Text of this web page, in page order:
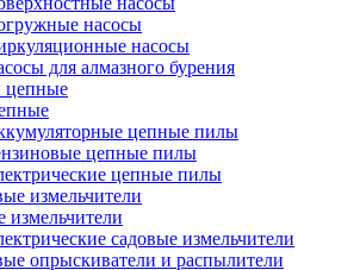
насосы
насосы
для алмазного бурения
цепные пилы
цепные пилы
цепные пилы
измельчители
садовые измельчители